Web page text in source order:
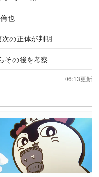
也
次の正体が判明
その後を考察
06:13更新